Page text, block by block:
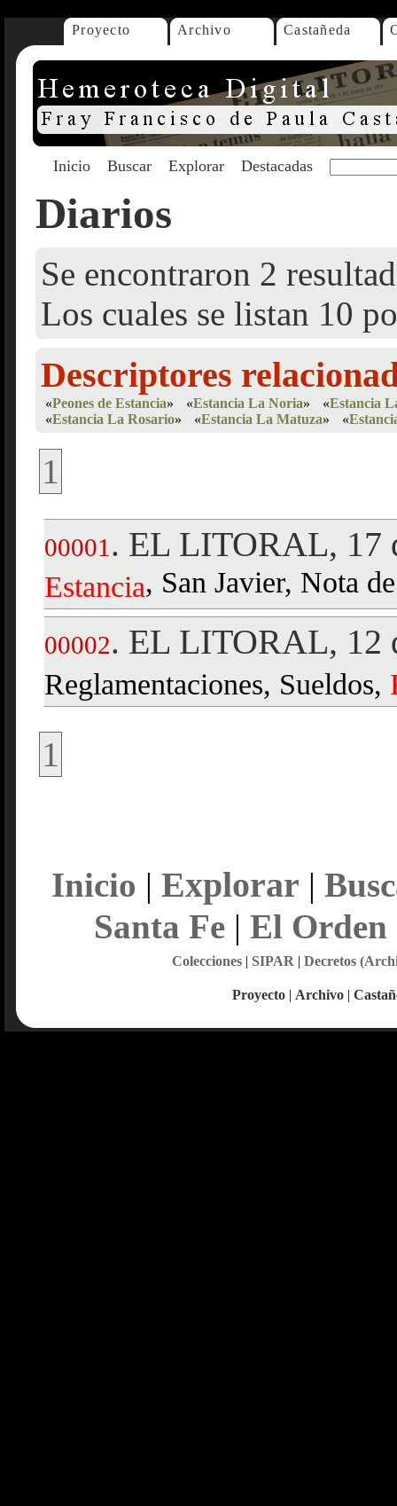
Proyecto Archivo Castañeda
Inicio Buscar Explorar Destacadas
Diarios
Se encontraron 2
Los cuales se listan 10
Descriptores
«Peones de Estancia» «Estancia La Noria» «Estancia
«Estancia La Rosario» «Estancia La Matuza» «
1
00001 . EL LITORAL, 17
Estancia, San Javier, Nota
00002. EL LITORAL, 12
Reglamentaciones, Sueldos,
1
Inicio | Explorar |
Santa Fe| El Orden
Colecciones| SIPAR | Decretos
Proyecto | Archivo |